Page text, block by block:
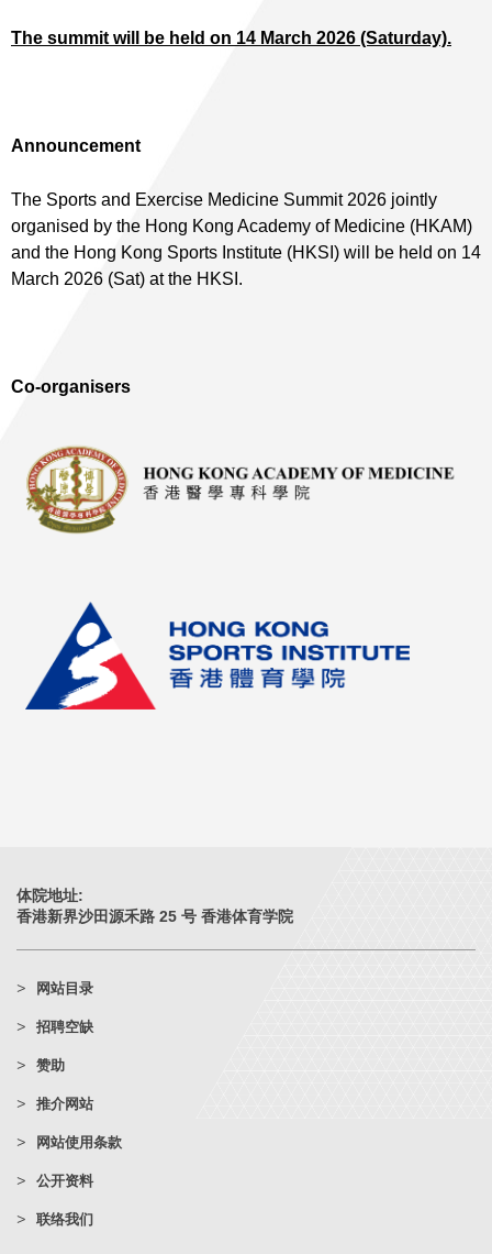
The summit will be held on 14 March 2026 (Saturday).
Announcement
The Sports and Exercise Medicine Summit 2026 jointly
organised by the Hong Kong Academy of Medicine (HKAM)
and the Hong Kong Sports Institute (HKSI) will be held on 14
March 2026 (Sat) at the HKSI.
Co-organisers
体院地址:
香港新界沙田源禾路 25 号 香港体育学院
网站目录
招聘空缺
赞助
推介网站
网站使用条款
公开资料
联络我们